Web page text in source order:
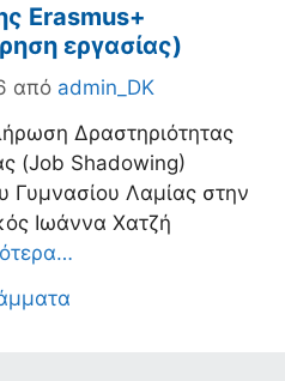
Erasmus+
εργασίας)
από admin_DK
Δραστηριότητας
(Job Shadowing)
Γυμνασίου Λαμίας στην
Ιωάννα Χατζή